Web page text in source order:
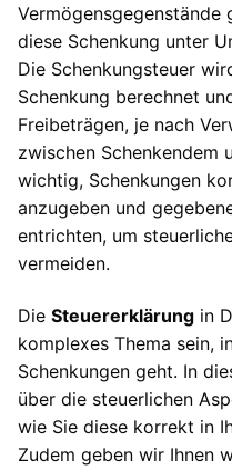
Vermögensgegenstände
diese Schenkung unter
Die Schenkungsteuer
Schenkung berechnet
Freibeträgen, je nach
zwischen Schenkendem
wichtig, Schenkungen
anzugeben und
entrichten, um
vermeiden.
Die Steuererklärung in
komplexes Thema sein,
Schenkungen geht. In
über die steuerlichen
wie Sie diese korrekt in
Zudem geben wir Ihnen